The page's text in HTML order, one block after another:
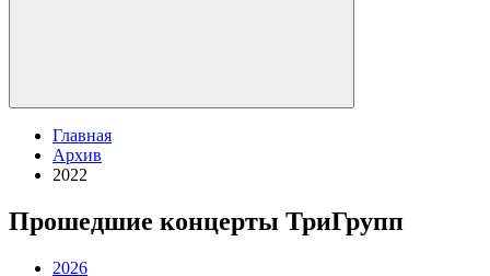
Главная
Архив
2022
Прошедшие концерты ТриГрупп
2026